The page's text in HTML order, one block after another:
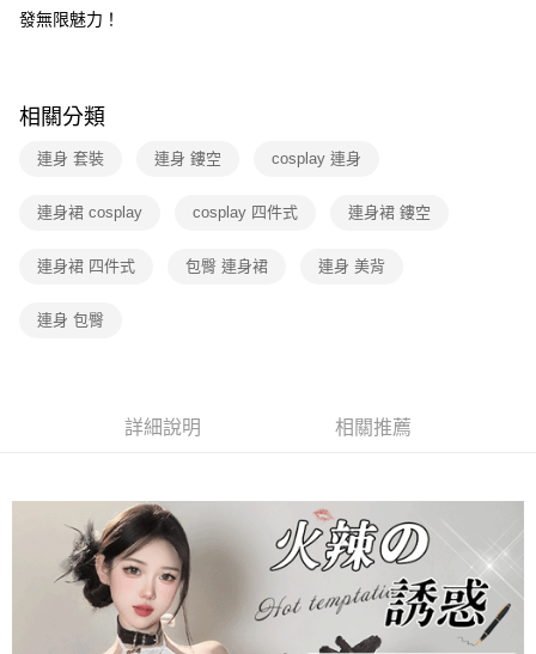
7-11取貨付款
每筆NT$60，滿NT$600(含以上)免運費
宅配
每筆NT$80，滿NT$600(含以上)免運費
發無限魅力！
相關分類
連身 套裝 連身 鏤空 cosplay 連身
連身裙 cosplay cosplay 四件式 連身裙 鏤空
連身裙 四件式 包臀 連身裙 連身 美背
連身 包臀
詳細說明 相關推薦